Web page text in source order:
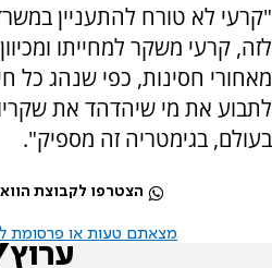
"קרעי לא טורח להתעניין
לזה, קרעי משקר למחייתו
מאחורי חסינות, כפי שנהג כל
לתבוע את מי שיהדהד את
בעולם, בגימטריה זה מספיק".
הצטרפו לקבוצת
מצאתם טעות או פרסומת